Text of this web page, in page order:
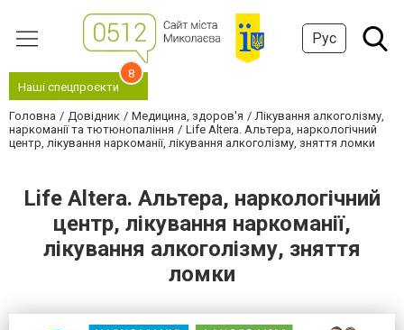
Рус
Наші спецпроєкти
8
Головна Довідник Медицина, здоров'я
Лікування алкоголізму,
наркоманії та тютюнопаління
Life Altera. Альтера, наркологічний
центр, лікування наркоманії, лікування алкоголізму, зняття ломки
Life Altera. Альтера, наркологічний
центр, лікування наркоманії,
лікування алкоголізму, зняття
ломки